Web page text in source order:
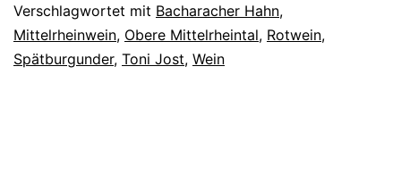
Spätburgunder
Verschlagwortet mit Bacharacher Hahn,
Mittelrheinwein, Obere Mittelrheintal, Rotwein,
Spätburgunder, Toni Jost, Wein